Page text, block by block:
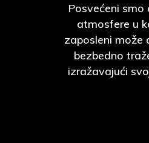
Posvećeni smo
atmosfere u
zaposleni može
bezbedno
izražavajući